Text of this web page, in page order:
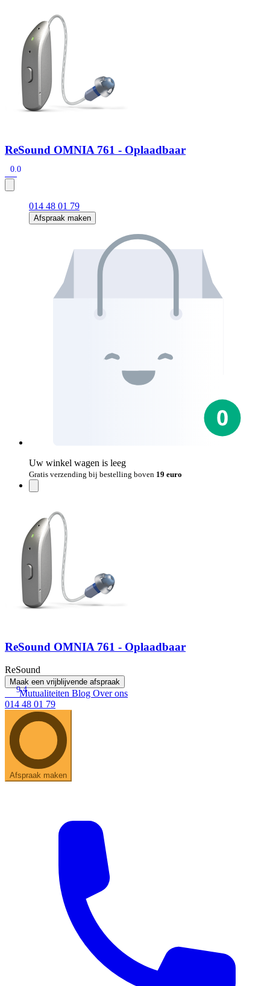
Zoeken
Snel zoeken
Hoorapparaatbatterijen
ReSound Vivia
Oticon Intent
Signia SilkFilters
Oticon Intent 1 - Oplaadbaar
ReSound OMNIA 761 - Oplaadbaar
0.0
014 48 01 79
Afspraak maken
Uw winkel wagen is leeg
Gratis verzending bij bestelling boven 19 euro
ReSound OMNIA 761 - Oplaadbaar
ReSound
Maak een vrijblijvende afspraak
9.4
Mutualiteiten Blog Over ons
014 48 01 79
Afspraak maken